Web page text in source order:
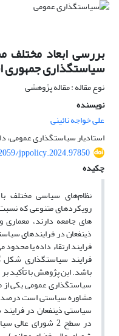
بررسی ابعاد مختلف
سیاستگذاری جمهوری
نوع مقاله : مقاله پژوهشی
نویسنده
علی خواجه نائینی
استادیار سیاستگذاری عمومی،
jppolicy.2024.97850
چکیده
نظام‌های سیاسی مختلف
رویکردهای متنوعی که
های جامعه دارند،
ذینفعان در فرایندهای
فرایند ارتقاء داده یا
فرایند سیاستگذاری شکل
باشد. این پژوهش با تأکید
سیاستگذاری عمومی یکی از
مشاوره سیاستی است
سیاستی ذینفعان در
در سطح 2 شورای